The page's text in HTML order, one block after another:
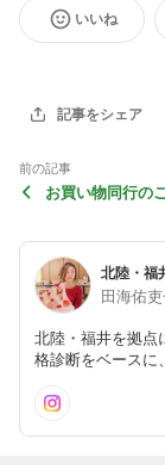
いいね
記事をシェア
前の記事
お買い物同行の
田海佑
北陸・福井を拠点
格診断をベースに